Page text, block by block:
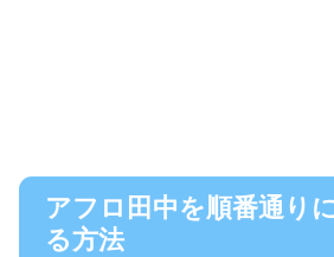
アフロ田中を順番通り
る方法